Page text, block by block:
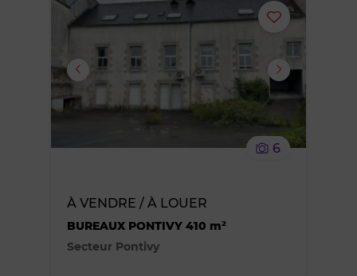
Ajouter
ou
supprimer
le
6
À VENDRE / À LOUER
BUREAUX PONTIVY 410 m²
Secteur Pontivy